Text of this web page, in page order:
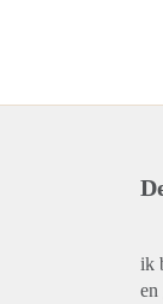
ik
en